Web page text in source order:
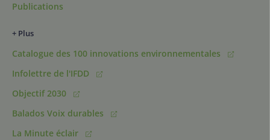
Publications
+ Plus
Catalogue des 100 innovations environnementales
Infolettre de l'IFDD
Objectif 2030
Balados Voix durables
La Minute éclair